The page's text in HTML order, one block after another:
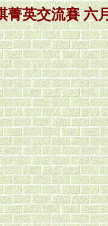
菁英交流賽 六